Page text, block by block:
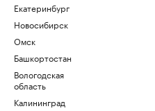
Екатеринбург
Новосибирск
Омск
Башкортостан
Вологодская
область
Калининград